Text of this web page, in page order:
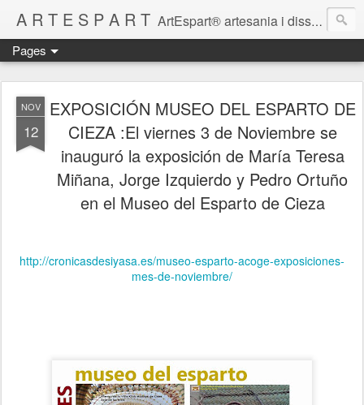
A R T E S P A R T ArtEspart® artesania i disseny en espart
Pages
NOV
12
EXPOSICIÓN MUSEO DEL ESPARTO DE
CIEZA :El viernes 3 de Noviembre se
inauguró la exposición de María Teresa
Miñana, Jorge Izquierdo y Pedro Ortuño
en el Museo del Esparto de Cieza
http://cronicasdesiyasa.es/museo-esparto-acoge-exposiciones-
mes-de-noviembre/